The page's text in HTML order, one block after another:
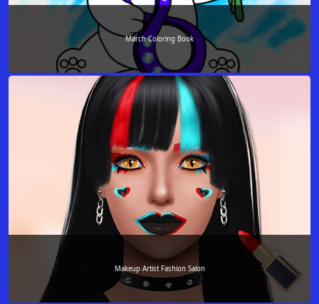
March Coloring Book
Makeup Artist Fashion Salon